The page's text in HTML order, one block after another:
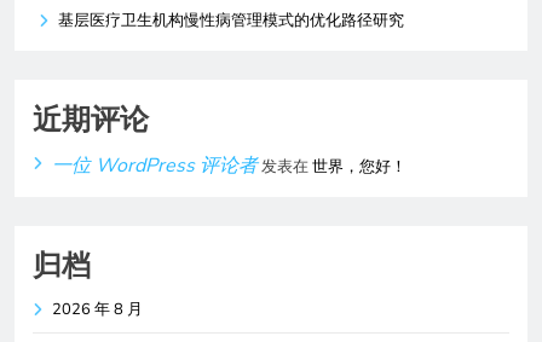
基层医疗卫生机构慢性病管理模式的优化路径研究
近期评论
一位 WordPress 评论者发表在世界，您好！
归档
2026 年 8 月